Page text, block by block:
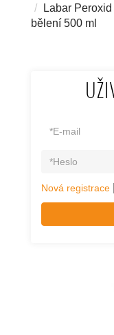
Labar
bělení 500 ml
Nová registrace